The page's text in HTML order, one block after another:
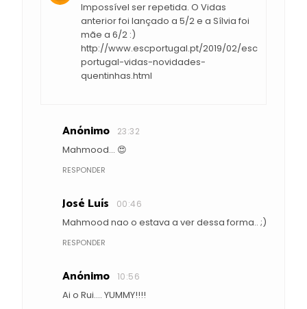
Impossível ser repetida. O Vidas
anterior foi lançado a 5/2 e a Sílvia foi
mãe a 6/2 :)
http://www.escportugal.pt/2019/02/esc
portugal-vidas-novidades-
quentinhas.html
Anónimo 23:32
Mahmood... 😍
RESPONDER
José Luís 00:46
Mahmood nao o estava a ver dessa forma.. ;)
RESPONDER
Anónimo 10:56
Ai o Rui.... YUMMY!!!!